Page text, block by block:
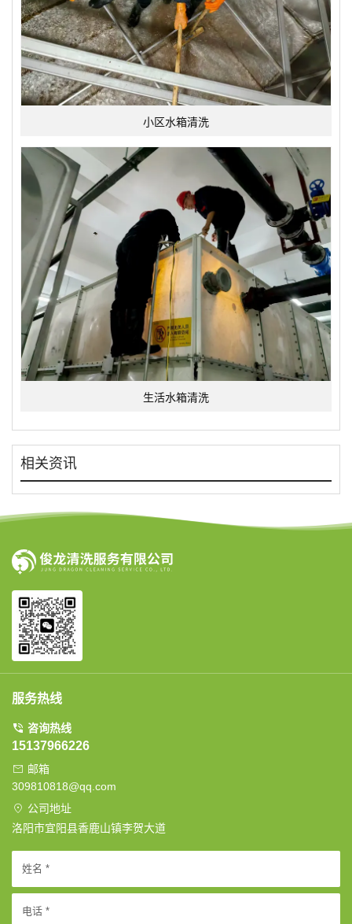
小区水箱清洗
生活水箱清洗
相关资讯
服务热线
咨询热线
15137966226
邮箱
309810818@qq.com
公司地址
洛阳市宜阳县香鹿山镇李贺大道